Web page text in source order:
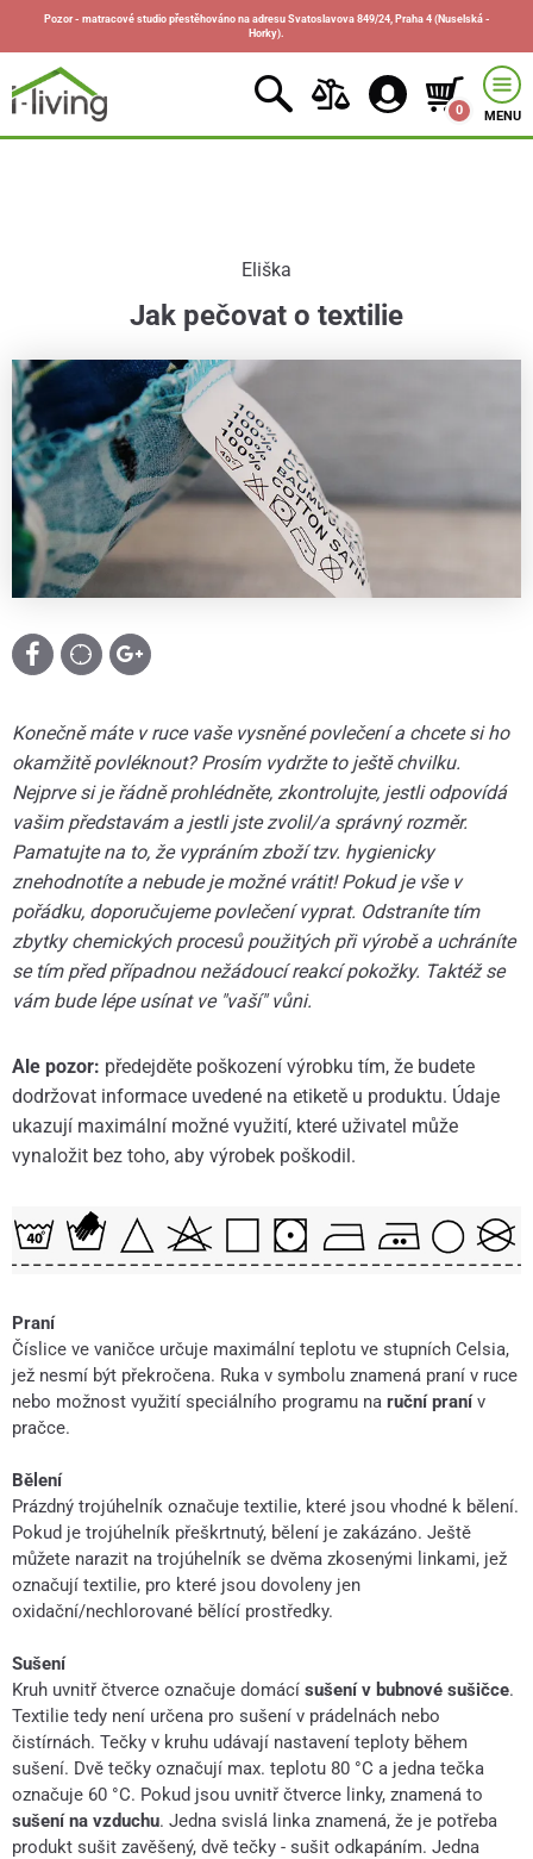
Pozor - matracové studio přestěhováno na adresu Svatoslavova 849/24, Praha 4 (Nuselská -
Horky).
0 MENU
Eliška
Jak pečovat o textilie
Konečně máte v ruce vaše vysněné povlečení a chcete si ho
okamžitě povléknout? Prosím vydržte to ještě chvilku.
Nejprve si je řádně prohlédněte, zkontrolujte, jestli odpovídá
vašim představám a jestli jste zvolil/a správný rozměr.
Pamatujte na to, že vypráním zboží tzv. hygienicky
znehodnotíte a nebude je možné vrátit! Pokud je vše v
pořádku, doporučujeme povlečení vyprat. Odstraníte tím
zbytky chemických procesů použitých při výrobě a uchráníte
se tím před případnou nežádoucí reakcí pokožky. Taktéž se
vám bude lépe usínat ve "vaší" vůni.
Ale pozor: předejděte poškození výrobku tím, že budete
dodržovat informace uvedené na etiketě u produktu. Údaje
ukazují maximální možné využití, které uživatel může
vynaložit bez toho, aby výrobek poškodil.
Praní
Číslice ve vaničce určuje maximální teplotu ve stupních Celsia,
jež nesmí být překročena. Ruka v symbolu znamená praní v ruce
nebo možnost využití speciálního programu na ruční pranív
pračce.
Bělení
Prázdný trojúhelník označuje textilie, které jsou vhodné k bělení.
Pokud je trojúhelník přeškrtnutý, bělení je zakázáno. Ještě
můžete narazit na trojúhelník se dvěma zkosenými linkami, jež
označují textilie, pro které jsou dovoleny jen
oxidační/nechlorované bělící prostředky.
Sušení
Kruh uvnitř čtverce označuje domácí sušení v bubnové sušičce.
Textilie tedy není určena pro sušení v prádelnách nebo
čistírnách. Tečky v kruhu udávají nastavení teploty během
sušení. Dvě tečky označují max. teplotu 80 °C a jedna tečka
označuje 60 °C. Pokud jsou uvnitř čtverce linky, znamená to
sušení na vzduchu. Jedna svislá linka znamená, že je potřeba
produkt sušit zavěšený, dvě tečky - sušit odkapáním. Jedna